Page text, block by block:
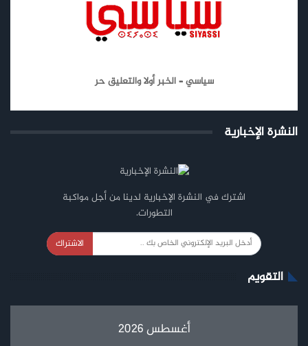
سياسي – الخبر أولا والتعليق حر
النشرة الإخبارية
اشترك في النشرة الإخبارية لدينا من أجل مواكبة
التطورات.
الاشتراك
التقويم
أغسطس 2026